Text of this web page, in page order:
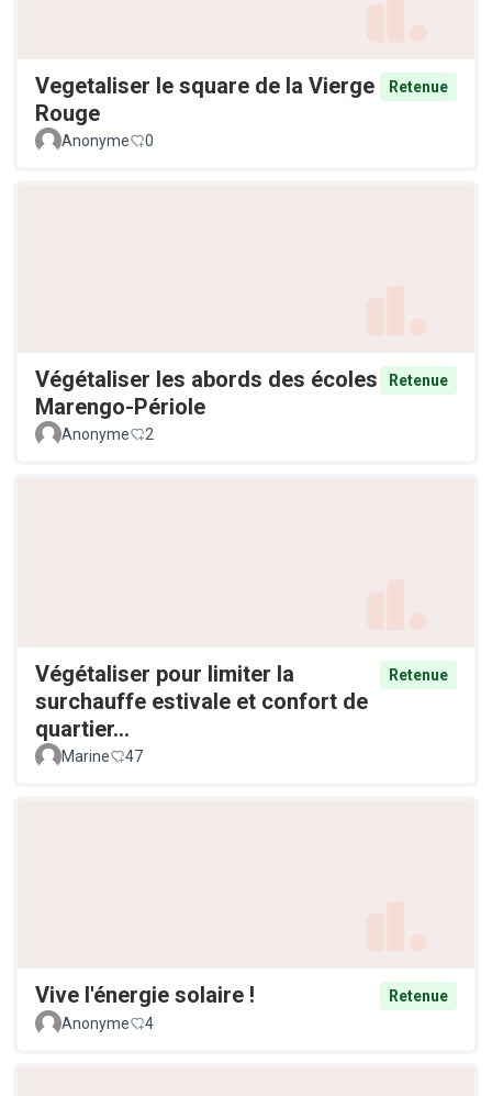
Vegetaliser le square de la Vierge
Rouge
Retenue
Anonyme 0
Végétaliser les abords des écoles
Marengo-Périole
Retenue
Anonyme 2
Végétaliser pour limiter la
surchauffe estivale et confort de
quartier...
Retenue
Marine 47
Vive l'énergie solaire !
Retenue
Anonyme
4